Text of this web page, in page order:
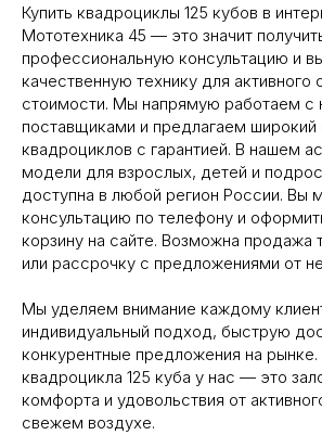
Купить квадроциклы 125 кубов в
Мототехника 45 — это значит
профессиональную консультацию и
качественную технику для активного
стоимости. Мы напрямую работаем с
поставщиками и предлагаем
квадроциклов с гарантией. В нашем
модели для взрослых, детей и
доступна в любой регион России. Вы
консультацию по телефону и
корзину на сайте. Возможна продажа
или рассрочку с предложениями от
Мы уделяем внимание каждому
индивидуальный подход, быструю
конкурентные предложения на
квадроцикла 125 куба у нас — это
комфорта и удовольствия от
свежем воздухе.